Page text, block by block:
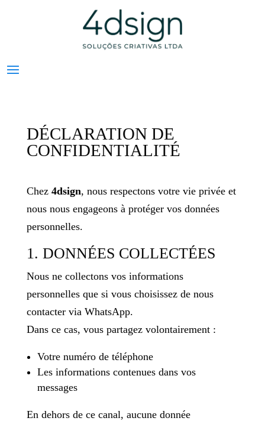
DÉCLARATION DE
CONFIDENTIALITÉ
Chez 4dsign, nous respectons votre vie privée et
nous nous engageons à protéger vos données
personnelles.
1. DONNÉES COLLECTÉES
Nous ne collectons vos informations
personnelles que si vous choisissez de nous
contacter via WhatsApp.
Dans ce cas, vous partagez volontairement :
Votre numéro de téléphone
Les informations contenues dans vos
messages
En dehors de ce canal, aucune donnée